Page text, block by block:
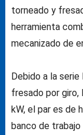
torneado y
herramienta
mecanizado de
Debido a la serie
fresado por
kW, el par es de
banco de trabajo